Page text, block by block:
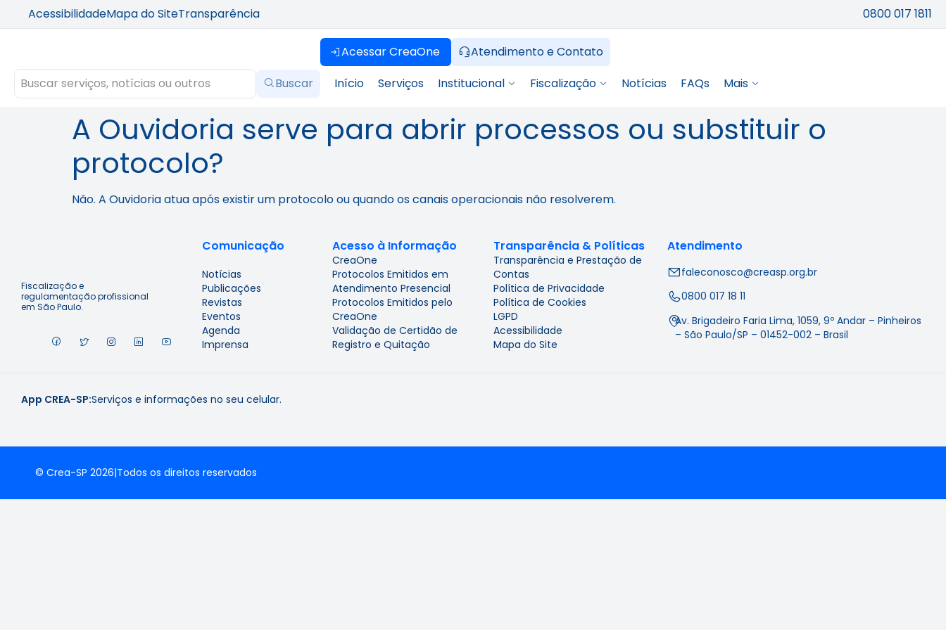
AcessibilidadeMapa do SiteTransparência 0800 017 1811
Acessar CreaOne
Atendimento e Contato
Buscar
Início Serviços Institucional Fiscalização Notícias FAQs Mais
A Ouvidoria serve para abrir processos ou substituir o
protocolo?
Não. A Ouvidoria atua após existir um protocolo ou quando os canais operacionais não resolverem.
Fiscalização e
regulamentação profissional
em São Paulo.
Comunicação
Notícias
Publicações
Revistas
Eventos
Agenda
Imprensa
Acesso à Informação
CreaOne
Protocolos Emitidos em
Atendimento Presencial
Protocolos Emitidos pelo
CreaOne
Validação de Certidão de
Registro e Quitação
Transparência & Políticas
Transparência e Prestação de
Contas
Política de Privacidade
Política de Cookies
LGPD
Acessibilidade
Mapa do Site
Atendimento
faleconosco@creasp.org.br
0800 017 18 11
Av. Brigadeiro Faria Lima, 1059, 9º Andar – Pinheiros
– São Paulo/SP – 01452-002 – Brasil
App CREA-SP:Serviços e informações no seu celular.
© Crea-SP 2026|Todos os direitos reservados